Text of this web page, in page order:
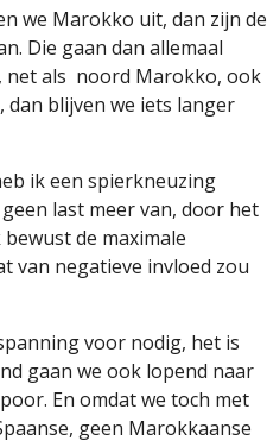
we Marokko uit, dan zijn de
Die gaan dan allemaal
net als noord Marokko, ook
dan blijven we iets langer
ik een spierkneuzing
last meer van, door het
de maximale
van negatieve invloed zou
voor nodig, het is
gaan we ook lopend naar
En omdat we toch met
geen Marokkaanse